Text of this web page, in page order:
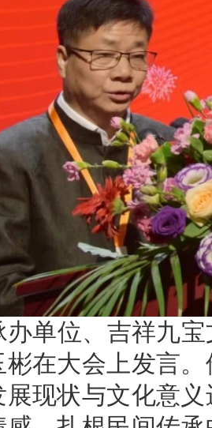
单位、吉祥九
在大会上发言
现状与文化意